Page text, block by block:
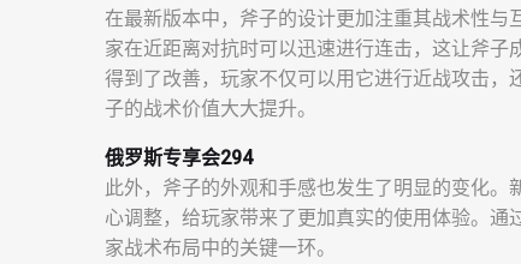
在最新版本中，斧子的设计更加注重其战术性
家在近距离对抗时可以迅速进行连击，这让斧
得到了改善，玩家不仅可以用它进行近战攻击
子的战术价值大大提升。
俄罗斯专享会294
此外，斧子的外观和手感也发生了明显的变化
心调整，给玩家带来了更加真实的使用体验。
家战术布局中的关键一环。